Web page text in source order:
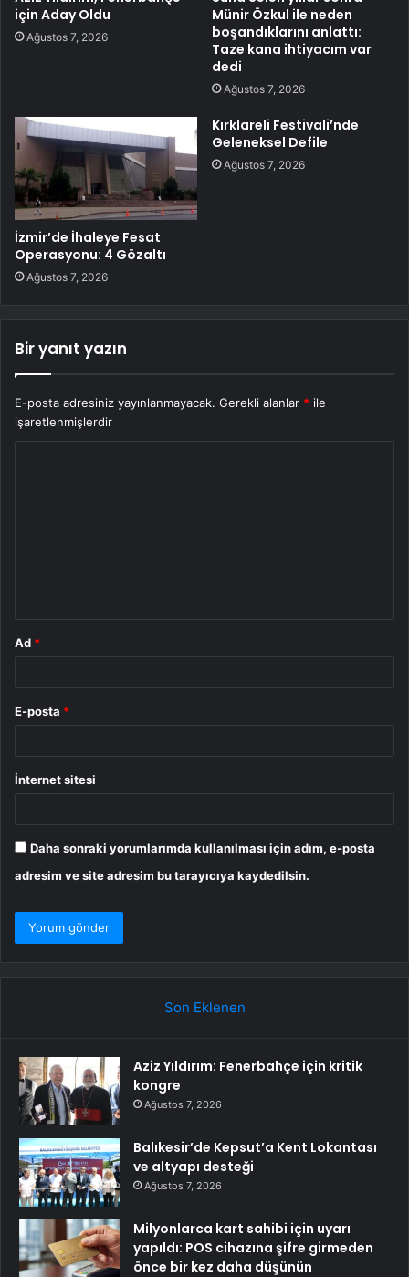
için Aday Oldu
Ağustos 7, 2026
Münir Özkul ile neden
boşandıklarını anlattı:
Taze kana ihtiyacım var
dedi
Ağustos 7, 2026
İzmir’de İhaleye Fesat
Operasyonu: 4 Gözaltı
Ağustos 7, 2026
Kırklareli Festivali’nde
Geleneksel Defile
Ağustos 7, 2026
Bir yanıt yazın
E-posta adresiniz yayınlanmayacak. Gerekli alanlar * ile
işaretlenmişlerdir
Ad *
E-posta *
İnternet sitesi
Daha sonraki yorumlarımda kullanılması için adım, e-posta
adresim ve site adresim bu tarayıcıya kaydedilsin.
Son Eklenen
Aziz Yıldırım: Fenerbahçe için kritik
kongre
Ağustos 7, 2026
Balıkesir’de Kepsut’a Kent Lokantası
ve altyapı desteği
Ağustos 7, 2026
Milyonlarca kart sahibi için uyarı
yapıldı: POS cihazına şifre girmeden
önce bir kez daha düşünün